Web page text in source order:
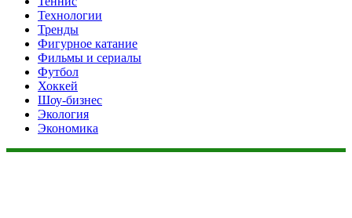
Технологии
Тренды
Фигурное катание
Фильмы и сериалы
Футбол
Хоккей
Шоу-бизнес
Экология
Экономика